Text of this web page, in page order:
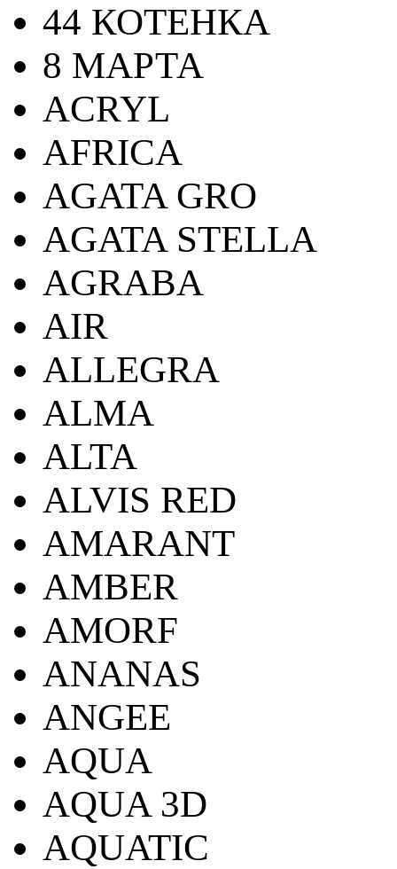
44 КОТЕНКА
8 МАРТА
ACRYL
AFRICA
AGATA GRO
AGATA STELLA
AGRABA
AIR
ALLEGRA
ALMA
ALTA
ALVIS RED
AMARANT
AMBER
AMORF
ANANAS
ANGEE
AQUA
AQUA 3D
AQUATIC